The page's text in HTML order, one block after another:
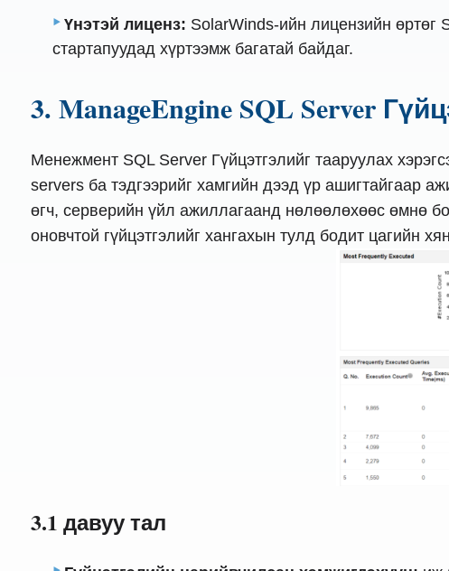
Үнэтэй лиценз: SolarWinds-ийн лицензийн өртөг
стартапуудад хүртээмж багатай байдаг.
3. ManageEngine SQL Server
Менежмент SQL Server Гүйцэтгэлийг тааруулах
servers ба тэдгээрийг хамгийн дээд үр ашигтайгаар
өгч, серверийн үйл ажиллагаанд нөлөөлөхөөс өмнө
оновчтой гүйцэтгэлийг хангахын тулд бодит цагийн
3.1 давуу тал